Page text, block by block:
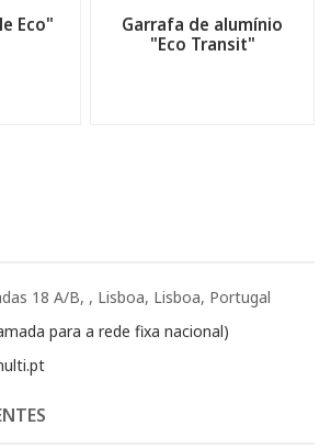
Eco"
Garrafa de alumínio
"Eco Transit"
18 A/B, , Lisboa, Lisboa, Portugal
para a rede fixa nacional)